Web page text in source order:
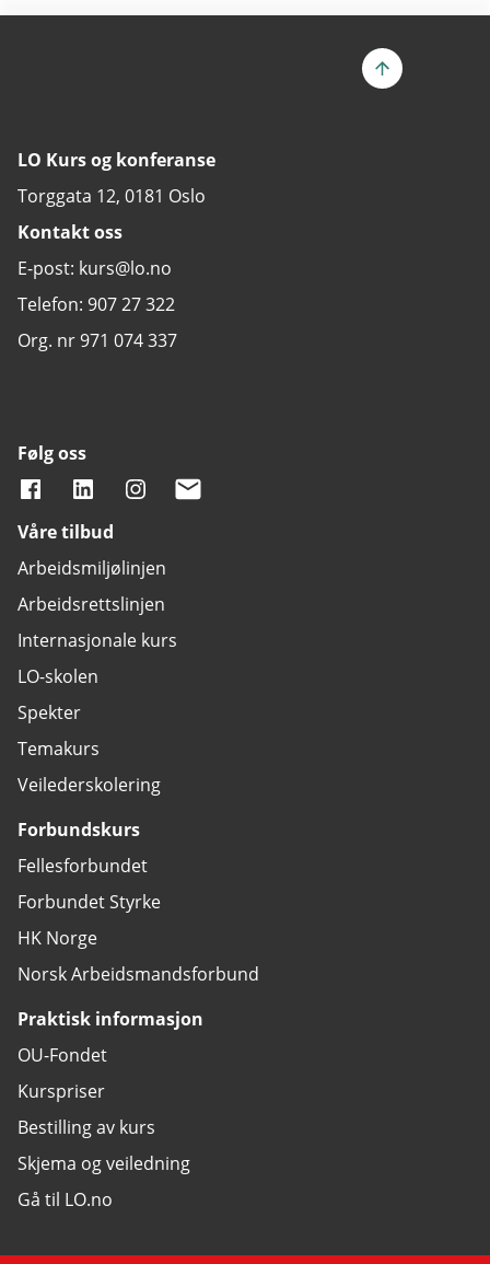
LO Kurs og konferanse
Torggata 12, 0181 Oslo
Kontakt oss
E-post: kurs@lo.no
Telefon: 907 27 322
Org. nr 971 074 337
Følg oss
Våre tilbud
Arbeidsmiljølinjen
Arbeidsrettslinjen
Internasjonale kurs
LO-skolen
Spekter
Temakurs
Veilederskolering
Forbundskurs
Fellesforbundet
Forbundet Styrke
HK Norge
Norsk Arbeidsmandsforbund
Praktisk informasjon
OU-Fondet
Kurspriser
Bestilling av kurs
Skjema og veiledning
Gå til LO.no